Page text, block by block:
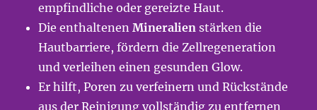
empfindliche oder gereizte Haut.
Die enthaltenenMineralien stärken die
Hautbarriere, fördern die Zellregeneration
und verleihen einen gesunden Glow.
Er hilft, Poren zu verfeinern und Rückstände
aus der Reinigung vollständig zu entfernen